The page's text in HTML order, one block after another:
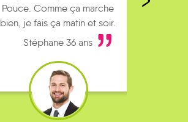
Pouce. Comme ça marche
bien, je fais ça matin et soir.
Stéphane 36 ans